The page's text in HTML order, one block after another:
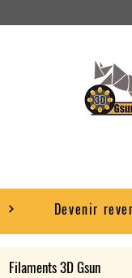
Devenir
Filaments 3D Gsun